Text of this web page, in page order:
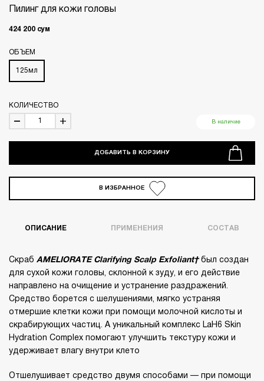
Пилинг для кожи головы
424 200 сум
ОБЪЕМ
125мл
КОЛИЧЕСТВО
В наличие
ДОБАВИТЬ В КОРЗИНУ
В ИЗБРАННОЕ
ОПИСАНИЕ ПРИМЕНЕНИЯ СОСТАВ
Скраб AMELIORATE Clarifying Scalp Exfoliant был создан
для сухой кожи головы, склонной к зуду, и его действие
направлено на очищение и устранение раздражений.
Средство борется с шелушениями, мягко устраняя
отмершие клетки кожи при помощи молочной кислоты и
скрабирующих частиц. А уникальный комплекс LaH6 Skin
Hydration Complex помогают улучшить текстуру кожи и
удерживает влагу внутри клето
Отшелушивает средство двумя способами — при помощи